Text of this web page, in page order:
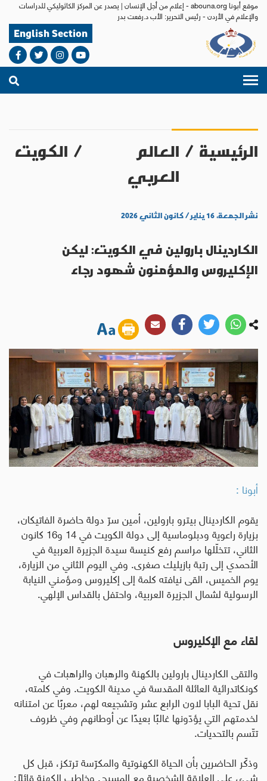
موقع أبونا abouna.org - إعلام من أجل الإنسان | يصدر عن المركز الكاثوليكي للدراسات
والإعلام في الأردن - رئيس التحرير: الأب د.رفعت بدر
English Section
الرئيسية / العالم
العربي
/ الكويت
نشر الجمعة، ١٦ يناير / كانون الثاني ٢٠٢٦
الكاردينال بارولين في الكويت: ليكن
الإكليروس والمؤمنون شهود رجاء
أبونا :
يقوم الكاردينال بيترو بارولين، أمين سرّ دولة حاضرة الفاتيكان،
بزيارة راعوية ودبلوماسية إلى دولة الكويت في 14 و16 كانون
الثاني، تتخلّلها مراسم رفع كنيسة سيدة الجزيرة العربية في
الأحمدي إلى رتبة بازيليك صغرى. وفي اليوم الثاني من الزيارة،
يوم الخميس، القى نيافته كلمة إلى إكليروس ومؤمني النيابة
الرسولية لشمال الجزيرة العربية، واحتفل بالقداس الإلهي.
لقاء مع الإكليروس
والتقى الكاردينال بارولين بالكهنة والرهبان والراهبات في
كونكاتدرائية العائلة المقدسة في مدينة الكويت. وفي كلمته،
نقل تحية البابا لاون الرابع عشر وتشجيعه لهم، معربًا عن امتنانه
لخدمتهم التي يؤدّونها غالبًا بعيدًا عن أوطانهم وفي ظروف
تتّسم بالتحديات.
وذكّر الحاضرين بأن الحياة الكهنوتية والمكرّسة ترتكز، قبل كل
شيء، على العلاقة الشخصية مع المسيح. وخاطب الكهنة قائلاً: